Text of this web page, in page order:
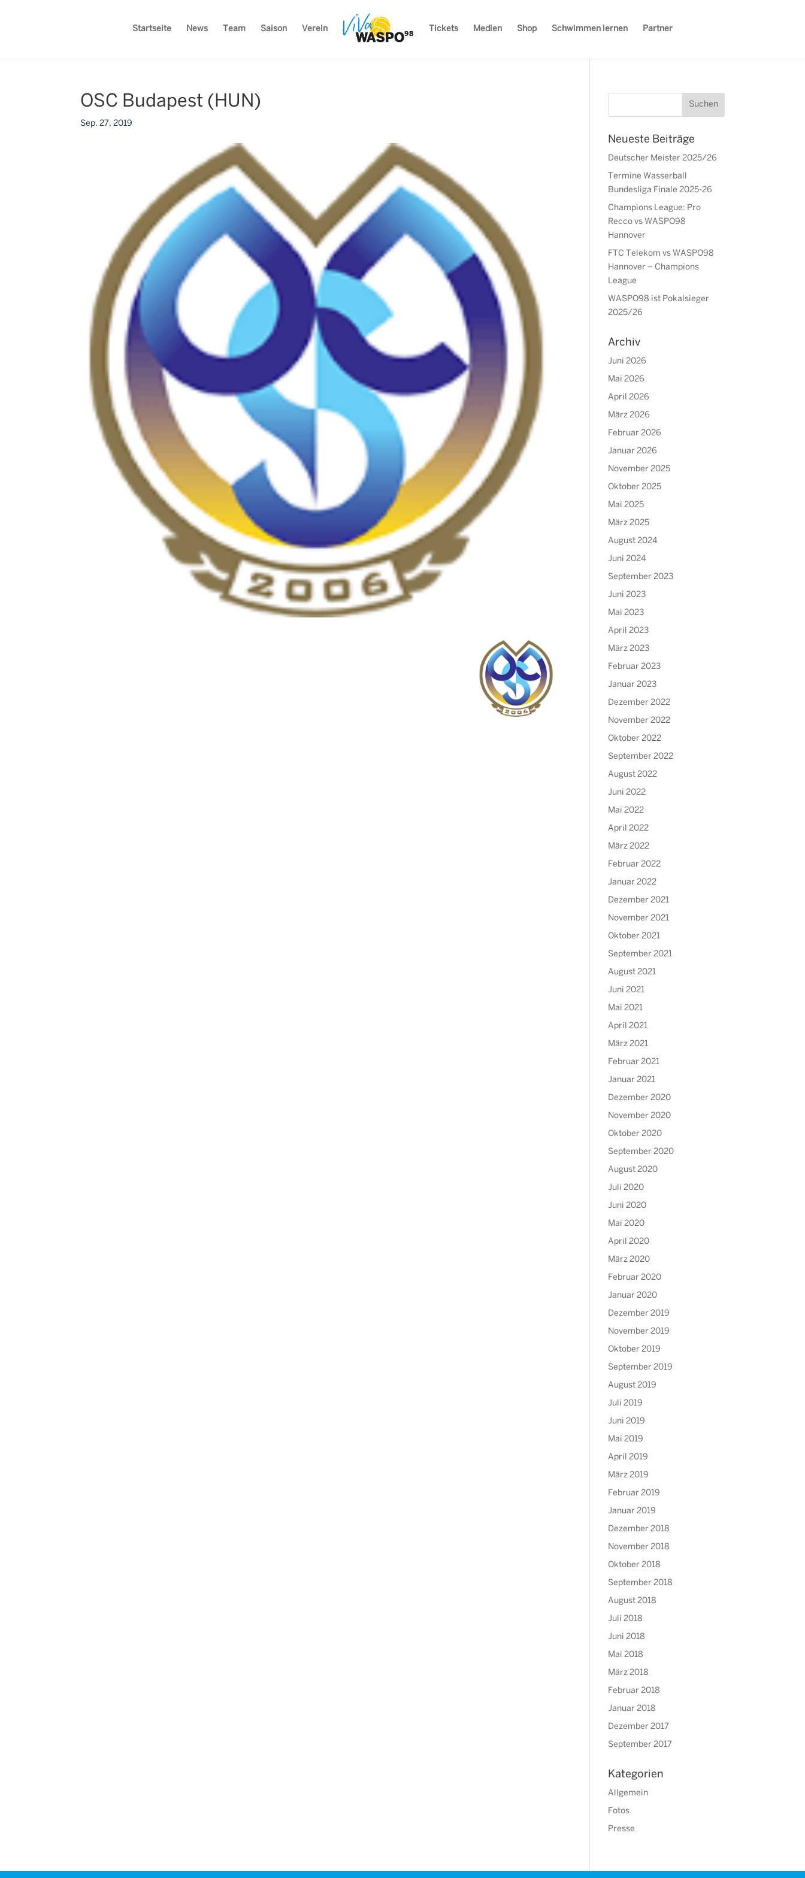
Startseite News Team Saison Verein Tickets Medien Shop Schwimmen lernen Partner
OSC Budapest (HUN)
Sep. 27, 2019
Neueste Beiträge
Deutscher Meister 2025/26
Termine Wasserball
Bundesliga Finale 2025-26
Champions League: Pro
Recco vs WASPO98
Hannover
FTC Telekom vs WASPO98
Hannover – Champions
League
WASPO98 ist Pokalsieger
2025/26
Archiv
Juni 2026
Mai 2026
April 2026
März 2026
Februar 2026
Januar 2026
November 2025
Oktober 2025
Mai 2025
März 2025
August 2024
Juni 2024
September 2023
Juni 2023
Mai 2023
April 2023
März 2023
Februar 2023
Januar 2023
Dezember 2022
November 2022
Oktober 2022
September 2022
August 2022
Juni 2022
Mai 2022
April 2022
März 2022
Februar 2022
Januar 2022
Dezember 2021
November 2021
Oktober 2021
September 2021
August 2021
Juni 2021
Mai 2021
April 2021
März 2021
Februar 2021
Januar 2021
Dezember 2020
November 2020
Oktober 2020
September 2020
August 2020
Juli 2020
Juni 2020
Mai 2020
April 2020
März 2020
Februar 2020
Januar 2020
Dezember 2019
November 2019
Oktober 2019
September 2019
August 2019
Juli 2019
Juni 2019
Mai 2019
April 2019
März 2019
Februar 2019
Januar 2019
Dezember 2018
November 2018
Oktober 2018
September 2018
August 2018
Juli 2018
Juni 2018
Mai 2018
März 2018
Februar 2018
Januar 2018
Dezember 2017
September 2017
Kategorien
Allgemein
Fotos
Presse